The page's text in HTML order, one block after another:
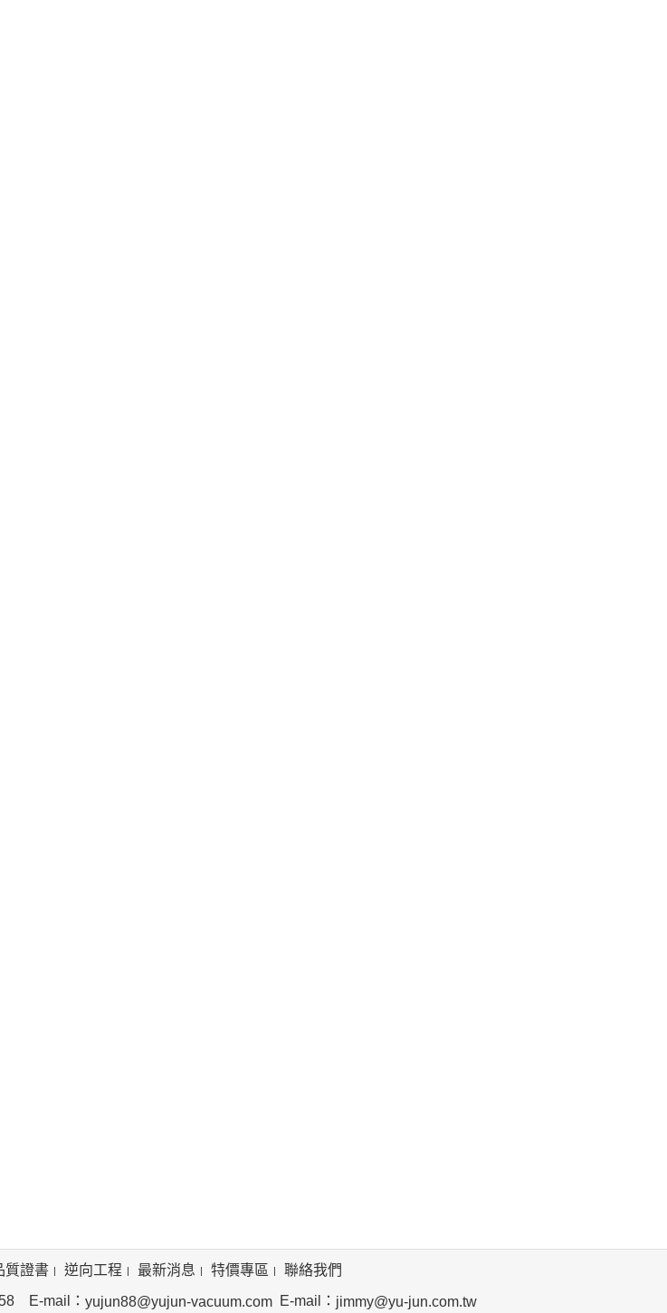
質證書 逆向工程 最新消息 特價專區 聯絡我們
E-mail： yujun88@yujun-vacuum.comE-mail： jimmy@yu-jun.com.tw